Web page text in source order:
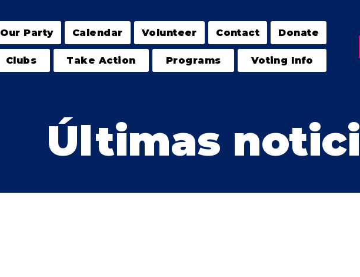
Our Party Calendar Volunteer Contact Donate
Clubs Take Action Programs Voting Info
Últimas